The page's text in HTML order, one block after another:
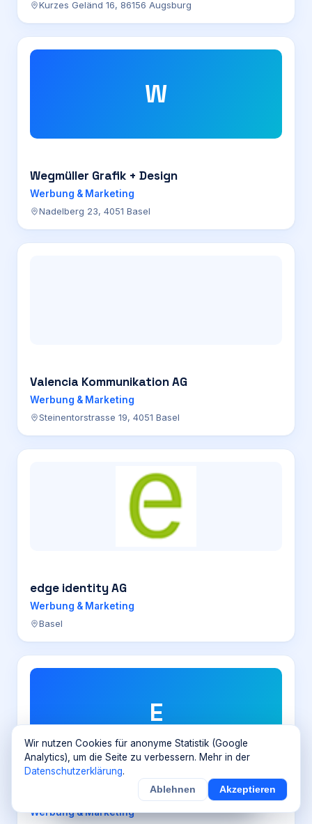
Kurzes Geländ 16, 86156 Augsburg
W
Wegmüller Grafik + Design
Werbung & Marketing
Nadelberg 23, 4051 Basel
Valencia Kommunikation AG
Werbung & Marketing
Steinentorstrasse 19, 4051 Basel
edge identity AG
Werbung & Marketing
Basel
E
Werbung & Marketing
Details Sichern ×
Wir nutzen Cookies für anonyme Statistik (Google
Analytics), um die Seite zu verbessern. Mehr in der
Datenschutzerklärung.
Ablehnen Akzeptieren